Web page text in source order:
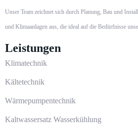
Unser Team zeichnet sich durch Planung, Bau und
und Klimaanlagen aus, die ideal auf die Bedürfnisse
Leistungen
Klimatechnik
Kältetechnik
Wärmepumpentechnik
Kaltwassersatz Wasserkühlung